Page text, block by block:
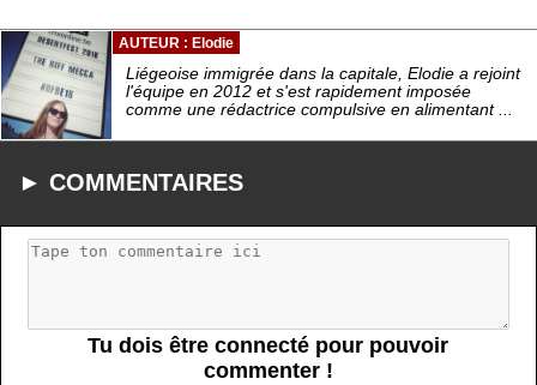
AUTEUR : Elodie
Liégeoise immigrée dans la capitale, Elodie a rejoint
l'équipe en 2012 et s'est rapidement imposée
comme une rédactrice compulsive en alimentant ...
► COMMENTAIRES
Tu dois être connecté pour pouvoir
commenter !